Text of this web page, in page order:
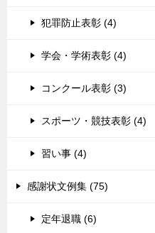
犯罪防止表彰 (4)
学会・学術表彰 (4)
コンクール表彰 (3)
スポーツ・競技表彰 (4)
習い事 (4)
感謝状文例集 (75)
定年退職 (6)